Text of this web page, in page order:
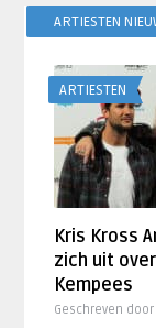
ARTIESTEN
ARTIESTEN
Kris Kross
zich uit
Kempees
Geschreven door